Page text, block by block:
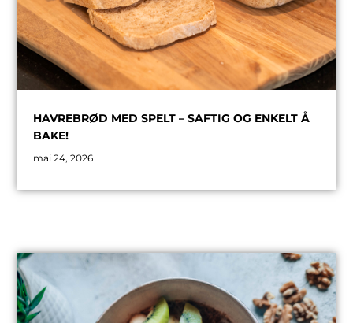
HAVREBRØD MED SPELT – SAFTIG OG ENKELT Å
BAKE!
mai 24, 2026